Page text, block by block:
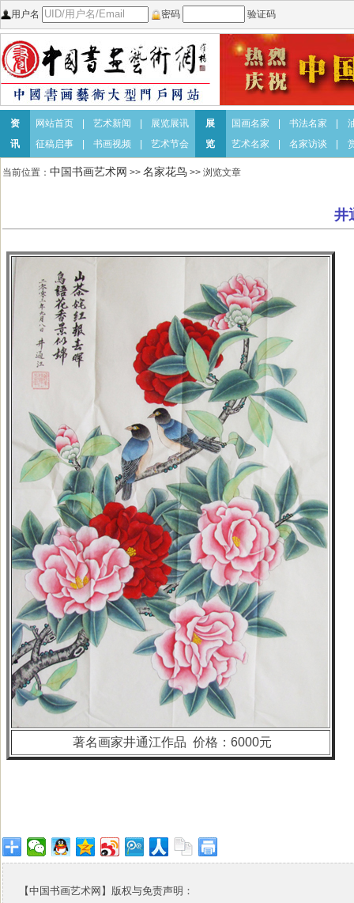
用户名 密码 验证码
资
讯
网站首页
征稿启事
艺术新闻
书画视频
展览展讯
艺术节会
展
览
国画名家
艺术名家
书法名家
名家访谈
当前位置： 中国书画艺术网 >> 名家花鸟 >> 浏览文章
井
著名画家井通江作品 价格：6000元
【中国书画艺术网】版权与免责声明：